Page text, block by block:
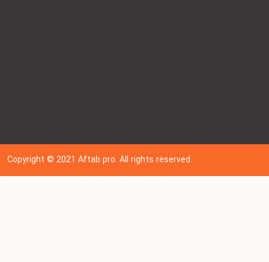
Copyright © 202 1Aftab pro. All rights reserved.